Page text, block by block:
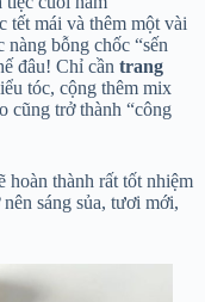
tết mái và thêm một vài
bỗng chốc “sến
đâu! Chỉ cần trang
tóc, cộng thêm mix
cũng trở thành “công
hoàn thành rất tốt nhiệm
nên sáng sủa, tươi mới,